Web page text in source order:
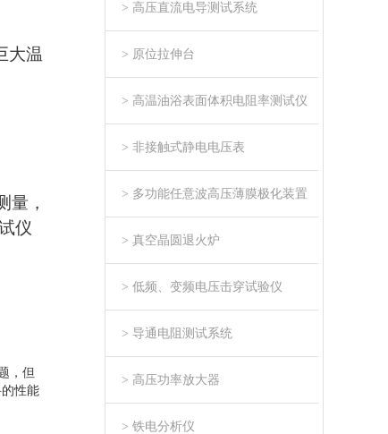
大温
量，
仪
，但
性能
> 高压直流电导测试系统
> 原位拉伸台
> 高温油浴表面体积电阻率测试仪
> 非接触式静电电压表
> 多功能任意波高压薄膜极化装置
> 真空晶圆退火炉
> 低频、变频电压击穿试验仪
> 导通电阻测试系统
> 高压功率放大器
> 铁电分析仪